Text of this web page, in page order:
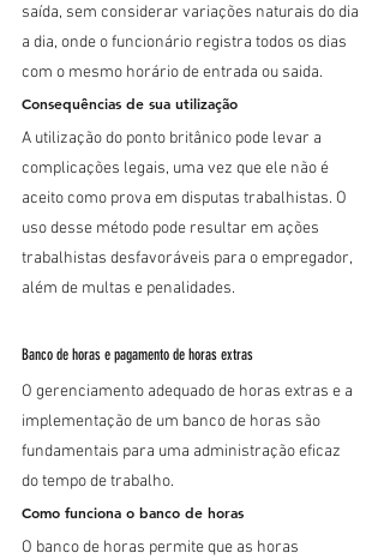
saída, sem considerar variações naturais do dia
a dia, onde o funcionário registra todos os dias
com o mesmo horário de entrada ou saida.
Consequências de sua utilização
A utilização do ponto britânico pode levar a
complicações legais, uma vez que ele não é
aceito como prova em disputas trabalhistas. O
uso desse método pode resultar em ações
trabalhistas desfavoráveis para o empregador,
além de multas e penalidades.
Banco de horas e pagamento de horas extras
O gerenciamento adequado de horas extras e a
implementação de um banco de horas são
fundamentais para uma administração eficaz
do tempo de trabalho.
Como funciona o banco de horas
O banco de horas permite que as horas